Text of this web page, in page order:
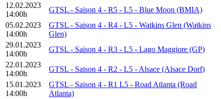
12.02.2023
14:00h
GTSL - Saison 4 - R5 - L5 - Blue Moon (BMIA)
05.02.2023
14:00h
GTSL - Saison 4 - R4 - L5 - Watkins Glen (Watkins
Glen)
29.01.2023
14:00h
GTSL - Saison 4 - R3 - L5 - Lago Maggiore (GP)
22.01.2023
14:00h
GTSL - Saison 4 - R2 - L5 - Alsace (Alsace Dorf)
15.01.2023
14:00h
GTSL - Saison 4 - R1 L5 - Road Atlanta (Road
Atlanta)